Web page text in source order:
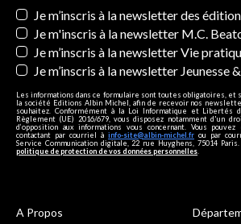
Newsletters
Je m’inscris à la newsletter des
Je m'inscris à la newsletter M.C.
Je m’inscris à la newsletter Vie
Je m’inscris à la newsletter Jeunesse
Les informations dans ce formulaire sont toutes obligatoires,
la société Editions Albin Michel, afin de recevoir nos
souhaitez. Conformément à la Loi Informatique et Libertés
Règlement (UE) 2016/679, vous disposez notamment d'un
d’opposition aux informations vous concernant. Vous
contactant par courriel à info-site@albin-michel.fr ou par
Service Communication digitale, 22 rue Huyghens, 75014 Paris.
politique de protection de vos données personnelles
A Propos